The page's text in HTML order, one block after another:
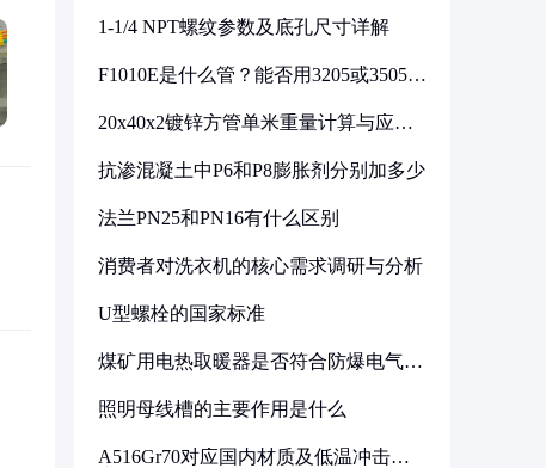
1-1/4 NPT螺纹参数及底孔尺寸详解
F1010E是什么管？能否用3205或3505代
20x40x2镀锌方管单米重量计算与应用
抗渗混凝土中P6和P8膨胀剂分别加多少
法兰PN25和PN16有什么区别
消费者对洗衣机的核心需求调研与分析
U型螺栓的国家标准
煤矿用电热取暖器是否符合防爆电气设
照明母线槽的主要作用是什么
A516Gr70对应国内材质及低温冲击要